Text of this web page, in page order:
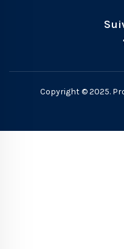
Copyright © 2025.